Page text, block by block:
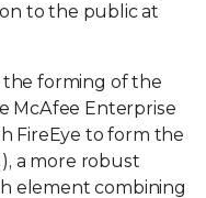
to the public at
forming of the
McAfee Enterprise
FireEye to form the
a more robust
element combining